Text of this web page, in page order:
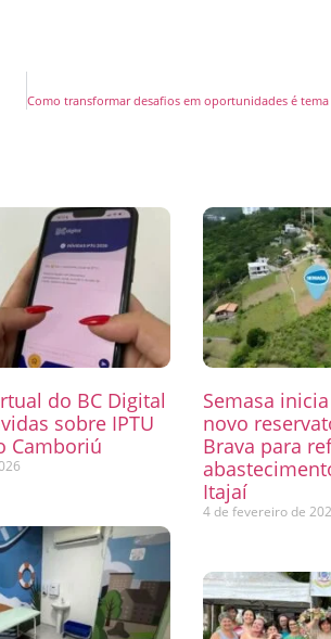
do BC Digital
sobre IPTU
Camboriú
Semasa
novo
Brava para
Itajaí
4 de fevereiro de